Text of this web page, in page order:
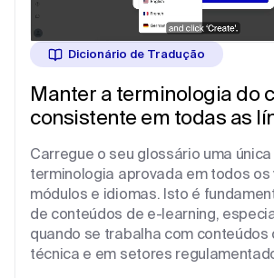
Dicionário de Tradução
Manter a terminologia do
consistente em todas as
Carregue o seu glossário uma única
terminologia aprovada em todos os
módulos e idiomas. Isto é
de conteúdos de e-learning,
quando se trabalha com conteúdos
técnica e em setores